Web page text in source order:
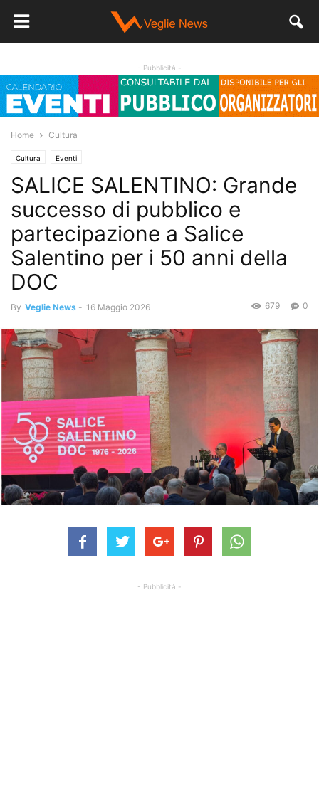
- Pubblicità -
Home Cultura
Cultura Eventi
SALICE SALENTINO: Grande
successo di pubblico e
partecipazione a Salice
Salentino per i 50 anni della
DOC
By Veglie News - 16 Maggio 2026 0
679
- Pubblicità -